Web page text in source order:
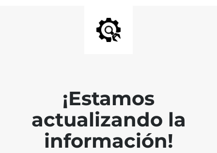
¡Estamos
actualizando la
información!